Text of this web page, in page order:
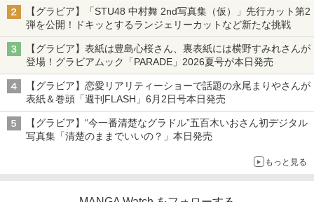
【グラビア】「STU48 中村舞 2nd写真集（仮）」先行カット第2
弾を公開！ドキッとするランジェリーカットなど新たな挑戦
【グラビア】表紙は豊島心桜さん、裏表紙には横野すみれさんが
登場！グラビアムック「PARADE」2026夏号が本日発売
【グラビア】恋愛リアリティーショーで話題の永尾まりやさんが
表紙＆巻頭「週刊FLASH」6月2日号本日発売
【グラビア】“今一番清楚なグラドル”五百木いおさん初デジタル
写真集「清楚のままでいいの？」本日発売
もっと見る